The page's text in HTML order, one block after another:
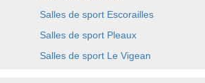
Salles de sport Escorailles
Salles de sport Pleaux
Salles de sport Le Vigean